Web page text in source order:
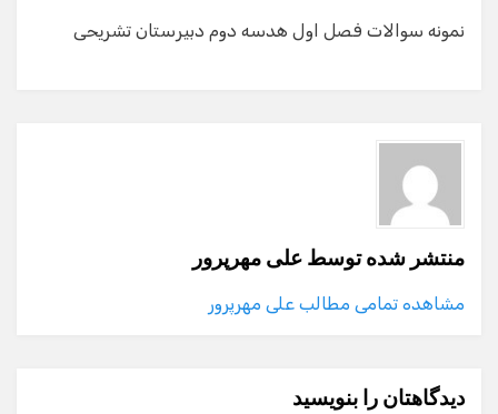
نمونه سوالات فصل اول هدسه دوم دبیرستان تشریحی
منتشر شده توسطعلی مهرپرور
مشاهده تمامی مطالب علی مهرپرور
دیدگاهتان را بنویسید